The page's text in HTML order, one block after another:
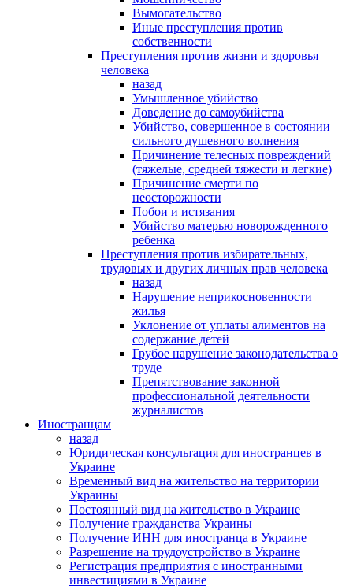
Вымогательство
Иные преступления против
собственности
Преступления против жизни и здоровья
человека
назад
Умышленное убийство
Доведение до самоубийства
Убийство, совершенное в состоянии
сильного душевного волнения
Причинение телесных повреждений
(тяжелые, средней тяжести и легкие)
Причинение смерти по
неосторожности
Побои и истязания
Убийство матерью новорожденного
ребенка
Преступления против избирательных,
трудовых и других личных прав человека
назад
Нарушение неприкосновенности
жилья
Уклонение от уплаты алиментов на
содержание детей
Грубое нарушение законодательства о
труде
Препятствование законной
профессиональной деятельности
журналистов
Иностранцам
назад
Юридическая консультация для иностранцев в
Украине
Временный вид на жительство на территории
Украины
Постоянный вид на жительство в Украине
Получение гражданства Украины
Получение ИНН для иностранца в Украине
Разрешение на трудоустройство в Украине
Регистрация предприятия с иностранными
инвестициями в Украине